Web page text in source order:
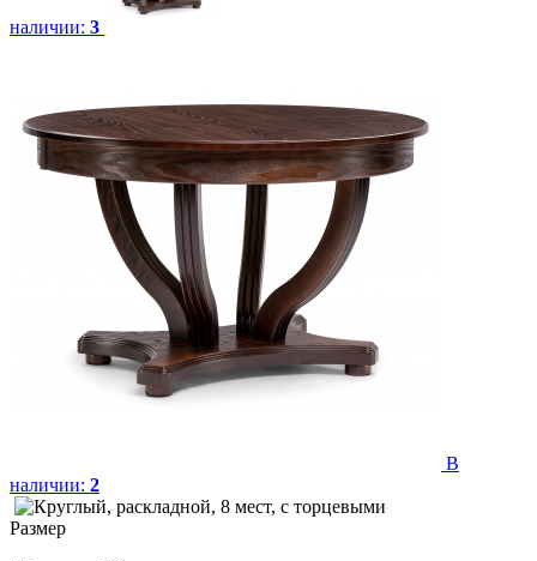
наличии: 3
В
наличии: 2
Размер